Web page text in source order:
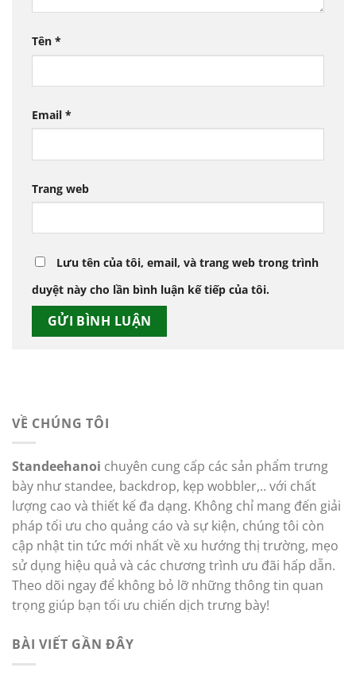
Tên *
Email *
Trang web
Lưu tên của tôi, email, và trang web trong trình
duyệt này cho lần bình luận kế tiếp của tôi.
VỀ CHÚNG TÔI
Standeehanoi chuyên cung cấp các sản phẩm trưng
bày như standee, backdrop, kẹp wobbler,.. với chất
lượng cao và thiết kế đa dạng. Không chỉ mang đến giải
pháp tối ưu cho quảng cáo và sự kiện, chúng tôi còn
cập nhật tin tức mới nhất về xu hướng thị trường, mẹo
sử dụng hiệu quả và các chương trình ưu đãi hấp dẫn.
Theo dõi ngay để không bỏ lỡ những thông tin quan
trọng giúp bạn tối ưu chiến dịch trưng bày!
BÀI VIẾT GẦN ĐÂY